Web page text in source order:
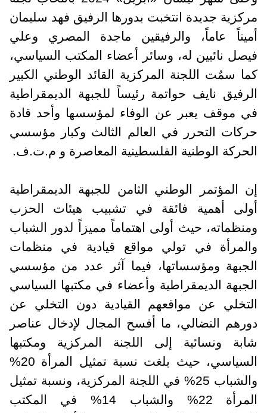
مركزية جديدة انتخبت بدورها الرفيق فهد سليمان
أميناً عاماً، والرفيقين ماجدة المصري وعلي
فيصل نائبين له، وسائر أعضاء المكتب السياسي،
كما سمٌت اللجنة المركزية القائد الوطني الكبير
الرفيق نايف حواتمة رئيساً للجبهة الديمقراطية
في موقف يعبر عن الوفاء لمؤسسها وأحد قادة
حركات التحرر في العالم الثالث وكبار مؤسسي
الحركة الوطنية الفلسطينية المعاصرة و م.ت.ف.
إن المؤتمر الوطني الثامن للجبهة الديمقراطية
أولى أهمية فائقة في تشبيب هيئات الحزب
ومنظماته، حيث أولى اهتماماً مميزاً لدور الشباب
والمرأة في تولي مواقع قيادية في منظمات
الجبهة ومؤسساتها، فيما آثر عدد من مؤسسي
الجبهة الديمقراطية وأعضاء في مكتبها السياسي
التخلي عن مواقعهم القيادية دون التخلي عن
دورهم النضالي، ما أفسح المجال لإدخال عناصر
شابة ونسائية إلى اللجنة المركزية ومكتبها
السياسي، حيث بلغت نسبة تمثيل المرأة 20%
والشباب 25% في اللجنة المركزية، ونسبة تمثيل
المرأة 22% والشباب 14% في المكتب